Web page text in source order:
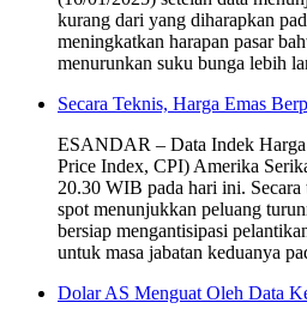
kurang dari yang diharapkan
meningkatkan harapan pasar
menurunkan suku bunga lebih
Secara Teknis, Harga Emas
ESANDAR – Data Indek
Price Index, CPI) Amerika
20.30 WIB pada hari ini. Secara
spot menunjukkan peluang
bersiap mengantisipasi
untuk masa jabatan keduanya
Dolar AS Menguat Oleh Data